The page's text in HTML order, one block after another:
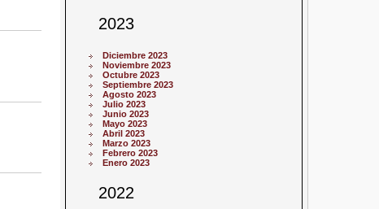
2023
Diciembre 2023
Noviembre 2023
Octubre 2023
Septiembre 2023
Agosto 2023
Julio 2023
Junio 2023
Mayo 2023
Abril 2023
Marzo 2023
Febrero 2023
Enero 2023
2022